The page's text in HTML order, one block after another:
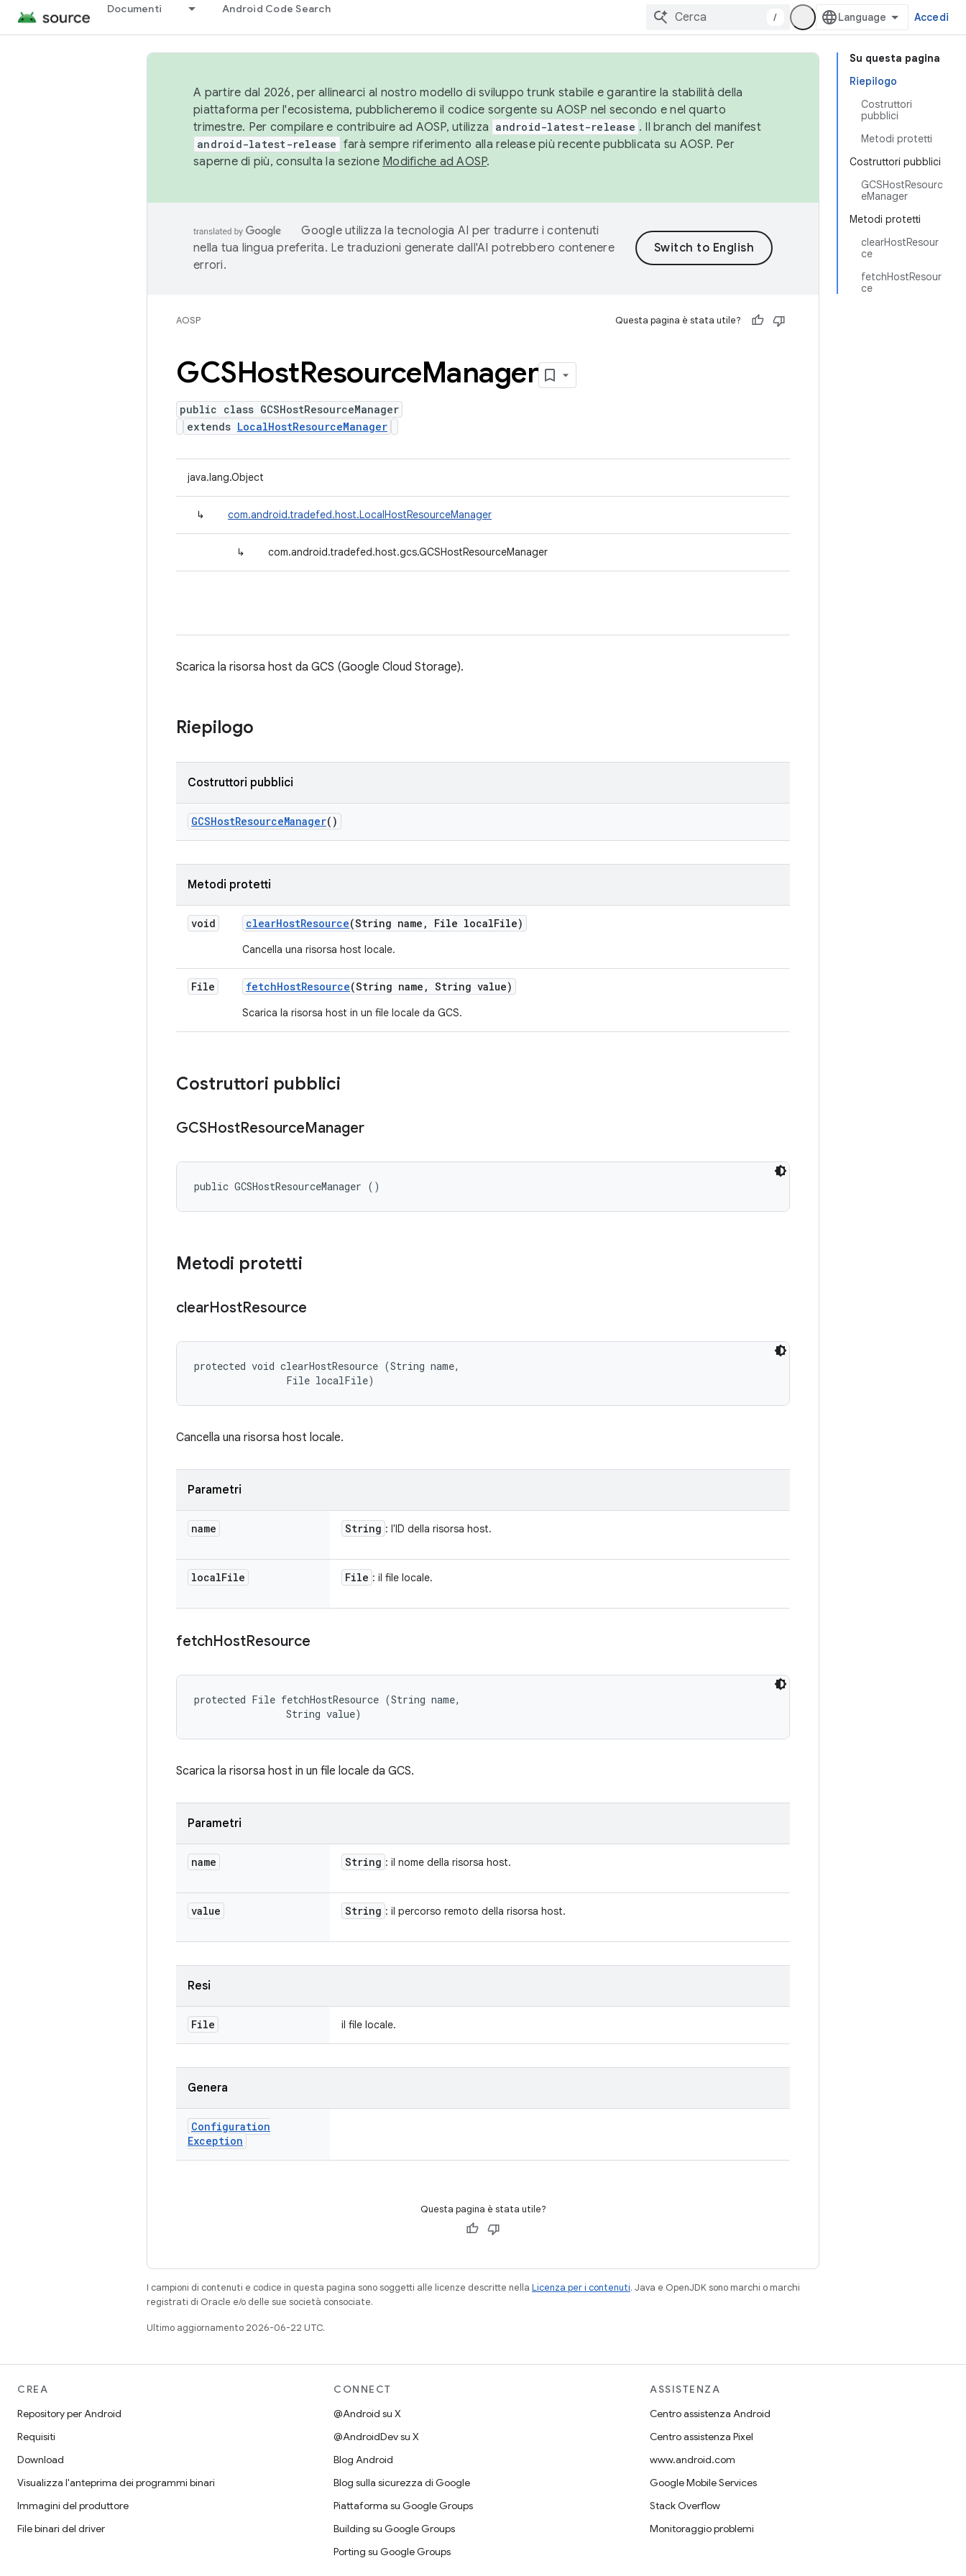
Documenti Android Code Search
/ Accedi
Su questa pagina
Riepilogo
Costruttori
pubblici
Metodi protetti
Costruttori pubblici
GCSHostResourc
eManager
Metodi protetti
clearHostResour
ce
fetchHostResour
ce
A partire dal 2026, per allinearci al nostro modello di sviluppo trunk stabile e garantire la stabilità della
piattaforma per l'ecosistema, pubblicheremo il codice sorgente su AOSP nel secondo e nel quarto
trimestre. Per compilare e contribuire ad AOSP, utilizza android-latest-release . Il branch del manifest
android-latest-release farà sempre riferimento alla release più recente pubblicata su AOSP. Per
saperne di più, consulta la sezione Modifiche ad AOSP.
Google utilizza la tecnologia AI per tradurre i contenuti
nella tua lingua preferita. Le traduzioni generate dall'AI potrebbero contenere
errori.
AOSP Questa pagina è stata utile?
GCSHostResourceManager
public class GCSHostResourceManager
extends LocalHostResourceManager
java.lang.Object
↳ com.android.tradefed.host.LocalHostResourceManager
↳ com.android.tradefed.host.gcs.GCSHostResourceManager
Scarica la risorsa host da GCS (Google Cloud Storage).
Riepilogo
Costruttori pubblici
GCSHostResourceManager()
Metodi protetti
void clearHostResource(String name , File localFile)
Cancella una risorsa host locale.
File fetchHostResource(String name , String value)
Scarica la risorsa host in un file locale da GCS.
Costruttori pubblici
GCSHostResourceManager
public GCSHostResourceManager ()
Metodi protetti
clearHostResource
protected void clearHostResource (String name,
                File localFile)
Cancella una risorsa host locale.
Parametri
name String : l'ID della risorsa host.
localFile File : il file locale.
fetchHostResource
protected File fetchHostResource (String name,
                String value)
Scarica la risorsa host in un file locale da GCS.
Parametri
name String : il nome della risorsa host.
value String : il percorso remoto della risorsa host.
Resi
File il file locale.
Genera
Configuration
Exception
Questa pagina è stata utile?
I campioni di contenuti e codice in questa pagina sono soggetti alle licenze descritte nella Licenza per i contenuti. Java e OpenJDK sono marchi o marchi
registrati di Oracle e/o delle sue società consociate.
Ultimo aggiornamento 2026-06-22 UTC.
CREA
Repository per Android
Requisiti
Download
Visualizza l'anteprima dei programmi binari
Immagini del produttore
File binari del driver
CONNECT
@Android su X
@AndroidDev su X
Blog Android
Blog sulla sicurezza di Google
Piattaforma su Google Groups
Building su Google Groups
Porting su Google Groups
ASSISTENZA
Centro assistenza Android
Centro assistenza Pixel
www.android.com
Google Mobile Services
Stack Overflow
Monitoraggio problemi